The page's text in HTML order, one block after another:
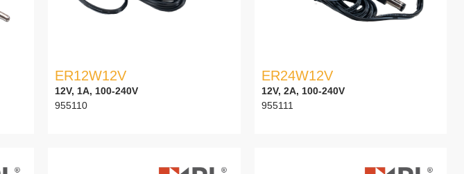
ER12W12V
12V, 1A, 100-240V
955110
ER24W12V
12V, 2A, 100-240V
955111